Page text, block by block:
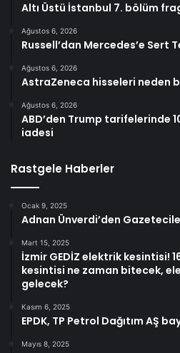
Altı Üstü İstanbul 7. bölüm
Ağustos 6, 2026
Russell’dan Mercedes’e Sert
Ağustos 6, 2026
AstraZeneca hisseleri neden
Ağustos 6, 2026
ABD’den Trump tarifelerinde
iadesi
Rastgele Haberler
Ocak 9, 2025
Adnan Ünverdi’den
Mart 15, 2025
İzmir GEDİZ elektrik kesintisi!
kesintisi ne zaman bitecek,
gelecek?
Kasım 6, 2025
EPDK, TP Petrol Dağıtım AŞ
Mayıs 8, 2025